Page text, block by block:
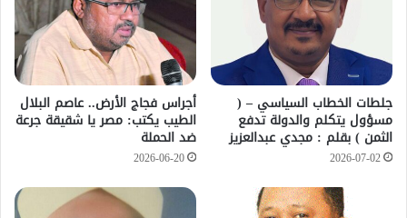
جلطات الخطاب السياسي – (
مسؤول يتكلم والدولة تدفع
الثمن ) بقلم : مجدي عبدالعزيز
2026-07-02
أجراس فجاج الأرض.. عاصم البلال
الطيب يكتب: مصر يا شقيقة جرعة
ضد الحملة
2026-06-20